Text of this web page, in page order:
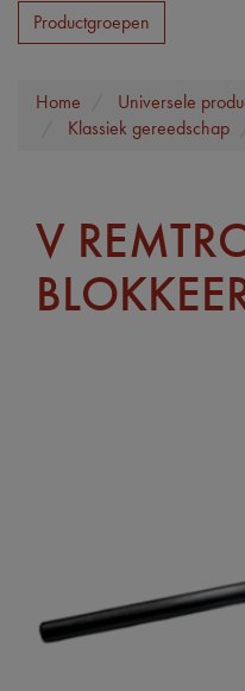
Productgroepen
Home
Universele
Klassiek gereedschap
V